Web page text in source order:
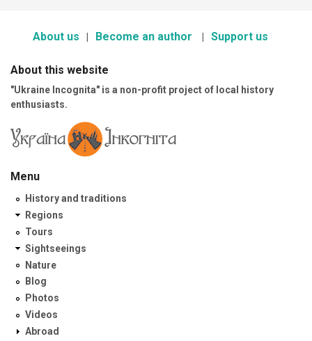
About us Become an author Support us
About this website
"Ukraine Incognita" is a non-profit project of local history
enthusiasts.
Menu
History and traditions
Regions
Tours
Sightseeings
Nature
Blog
Photos
Videos
Abroad